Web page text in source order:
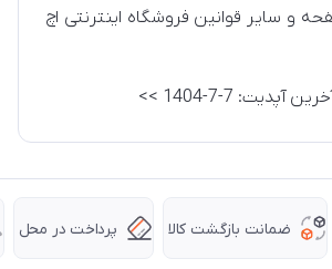
و سایر قوانین فروشگاه اینترنتی اچ
آپدیت: 7-7-1404 >>
ضمانت بازگشت کالا پرداخت در محل